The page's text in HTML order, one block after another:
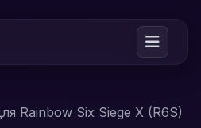
Rainbow Six Siege X (R6S)